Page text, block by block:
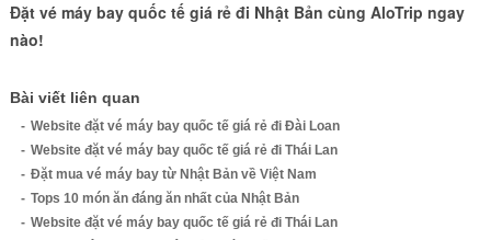
Đặt vé máy bay quốc tế giá rẻ đi Nhật Bản cùng AloTrip ngay
nào!
Bài viết liên quan
Website đặt vé máy bay quốc tế giá rẻ đi Đài Loan
Website đặt vé máy bay quốc tế giá rẻ đi Thái Lan
Đặt mua vé máy bay từ Nhật Bản về Việt Nam
Tops 10 món ăn đáng ăn nhất của Nhật Bản
Website đặt vé máy bay quốc tế giá rẻ đi Thái Lan